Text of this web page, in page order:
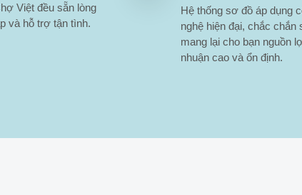
Việt đều sẵn lòng
và hỗ trợ tận tình.
Hệ thống sơ đồ áp dụng
nghệ hiện đại, chắc chắn
mang lại cho bạn nguồn
nhuận cao và ổn định.